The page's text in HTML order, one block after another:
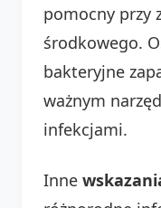
pomocny przy
środkowego.
bakteryjne
ważnym
infekcjami.
Inne